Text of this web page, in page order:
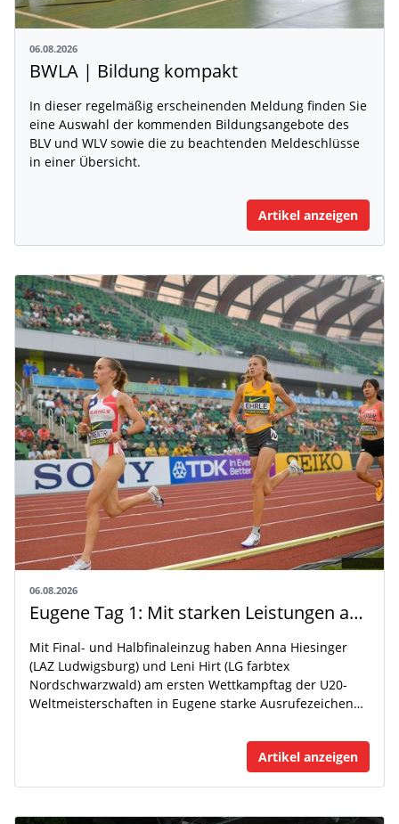
06.08.2026
BWLA | Bildung kompakt
In dieser regelmäßig erscheinenden Meldung finden Sie
eine Auswahl der kommenden Bildungsangebote des
BLV und WLV sowie die zu beachtenden Meldeschlüsse
in einer Übersicht.
Artikel anzeigen
06.08.2026
Eugene Tag 1: Mit starken Leistungen auf der WM-Bühne
Mit Final- und Halbfinaleinzug haben Anna Hiesinger
(LAZ Ludwigsburg) und Leni Hirt (LG farbtex
Nordschwarzwald) am ersten Wettkampftag der U20-
Weltmeisterschaften in Eugene starke Ausrufezeichen…
Artikel anzeigen